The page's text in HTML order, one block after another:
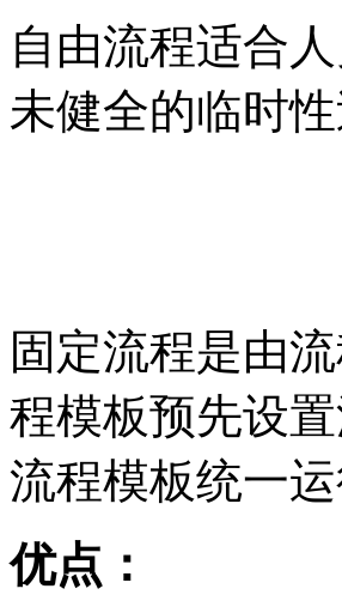
自由流程适合
未健全的临时
固定流程是由
程模板预先设
流程模板统一运
优点：